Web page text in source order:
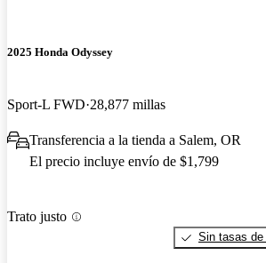
2025 Honda Odyssey
Sport-L FWD 28,877 millas
Transferencia a la tienda a Salem, OR
El precio incluye envío de $1,799
Trato justo
Sin tasas de